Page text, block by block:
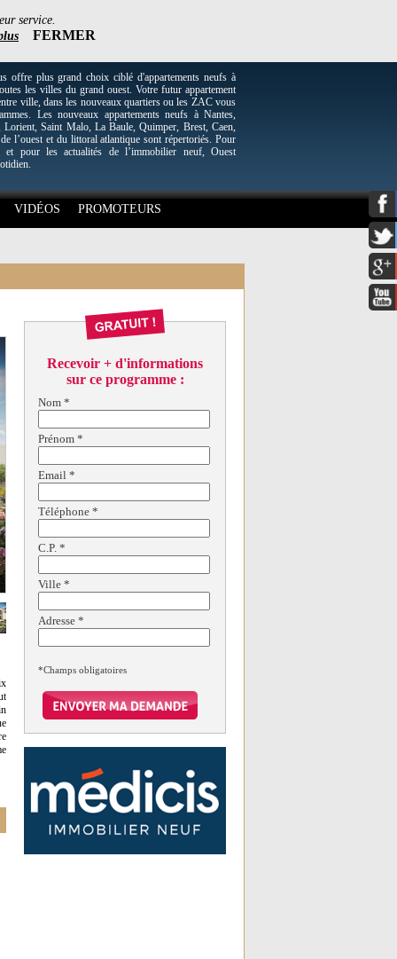
service.
FERMER
plus grand choix ciblé d'appartements neufs à
les villes du grand ouest. Votre futur appartement
ville, dans les nouveaux quartiers ou les ZAC vous
Les nouveaux appartements neufs à Nantes,
Lorient, Saint Malo, La Baule, Quimper, Brest, Caen,
l’ouest et du littoral atlantique sont répertoriés. Pour
et pour les actualités de l’immobilier neuf, Ouest
VIDÉOS PROMOTEURS
Recevoir + d'informations
sur ce programme :
Nom *
Prénom *
Email *
Téléphone *
C.P. *
Ville *
Adresse *
*Champs obligatoires